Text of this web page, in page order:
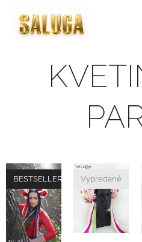
BESTSELLER Vypredané